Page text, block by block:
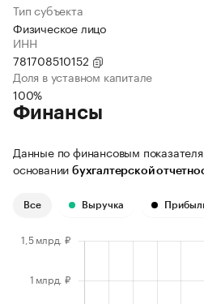
Тип субъекта
Физическое лицо
ИНН
781708510152
Доля в уставном капитале
100%
Финансы
Данные по финансовым
основании бухгалтерской
Все Выручка